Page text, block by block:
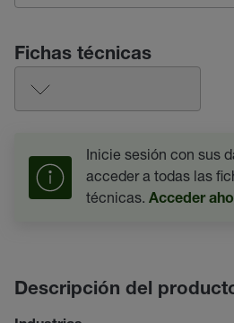
Fichas técnicas
Inicie sesión con sus
acceder a todas las
técnicas. Acceder
Descripción del